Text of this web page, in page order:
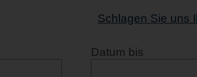
Schlagen Sie uns
Datum bis